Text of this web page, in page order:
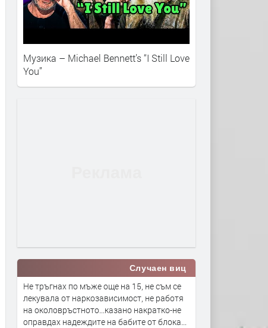
Музика – Michael Bennett’s “I Still Love
You”
Случаен виц
Не тръгнах по мъже още на 15, не съм се
лекувала от наркозависимост, не работя
на околовръстното...казано накратко-не
оправдах надеждите на бабите от блока...